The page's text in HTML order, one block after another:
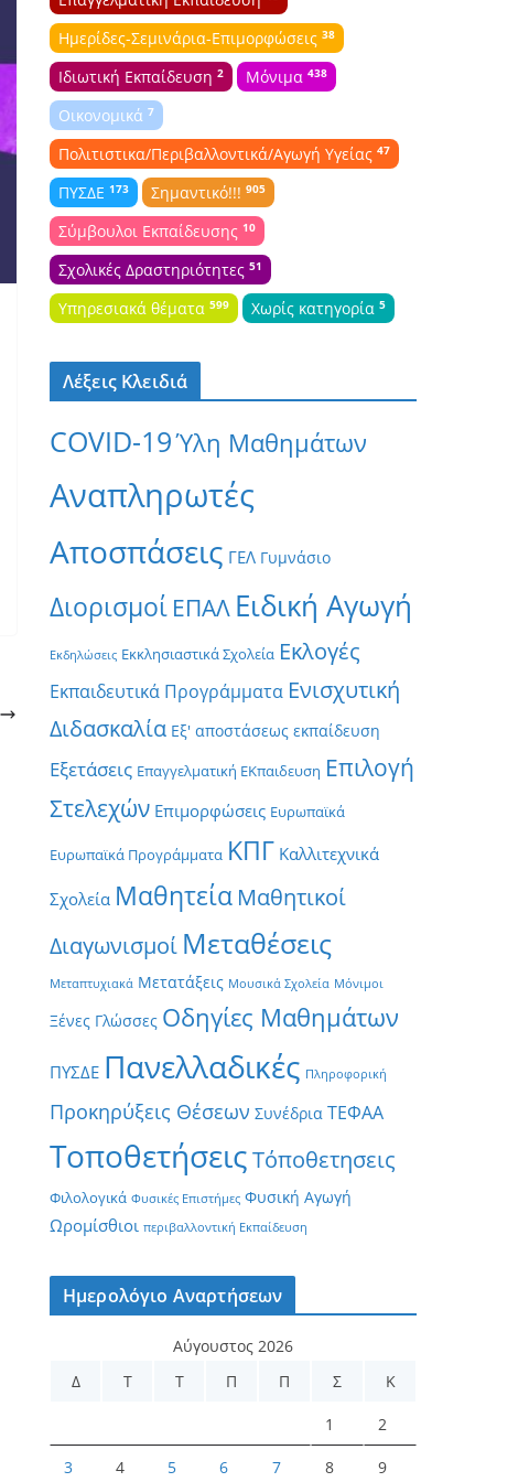
Ημερίδες-Σεμινάρια-Επιμορφώσεις 38
Ιδιωτική Εκπαίδευση 2 Μόνιμα 438
Οικονομικά 7
Πολιτιστικα/Περιβαλλοντικά/Αγωγή Υγείας 47
ΠΥΣΔΕ 173 Σημαντικό!!! 905
Σύμβουλοι Εκπαίδευσης 10
Σχολικές Δραστηριότητες 51
Υπηρεσιακά θέματα 599 Χωρίς κατηγορία 5
Λέξεις Κλειδιά
COVID-19Ύλη Μαθημάτων
Αναπληρωτές
Αποσπάσεις ΓΕΛ Γυμνάσιο
Διορισμοί ΕΠΑΛ Ειδική Αγωγή
Εκδηλώσεις Εκκλησιαστικά Σχολεία Εκλογές
Εκπαιδευτικά Προγράμματα Ενισχυτική
Διδασκαλία Εξ' αποστάσεως εκπαίδευση
Εξετάσεις Επαγγελματική ΕΚπαιδευση Επιλογή
Στελεχών Επιμορφώσεις Ευρωπαϊκά
Ευρωπαϊκά Προγράμματα ΚΠΓ Καλλιτεχνικά
Σχολεία Μαθητεία Μαθητικοί
Διαγωνισμοί Μεταθέσεις
Μεταπτυχιακά Μετατάξεις Μουσικά Σχολεία Μόνιμοι
Ξένες Γλώσσες Οδηγίες Μαθημάτων
ΠΥΣΔΕ Πανελλαδικές Πληροφορική
Προκηρύξεις Θέσεων Συνέδρια ΤΕΦΑΑ
ΤοποθετήσειςΤόποθετησεις
Φιλολογικά Φυσικές Επιστήμες Φυσική Αγωγή
Ωρομίσθιοι περιβαλλοντική Εκπαίδευση
Ημερολόγιο Αναρτήσεων
Αύγουστος 2026
Δ
Τ Τ Π Π Σ Κ
1 2
3 4 5 6 7 8 9